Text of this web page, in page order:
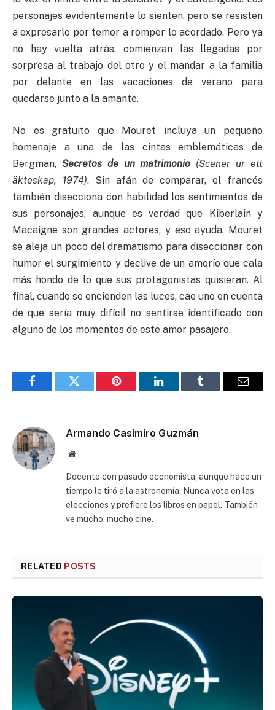
personajes evidentemente lo sienten, pero se resisten
a expresarlo por temor a romper lo acordado. Pero ya
no hay vuelta atrás, comienzan las llegadas por
sorpresa al trabajo del otro y el mandar a la familia
por delante en las vacaciones de verano para
quedarse junto a la amante.
No es gratuito que Mouret incluya un pequeño
homenaje a una de las cintas emblemáticas de
Bergman, Secretos de un matrimonio (Scener ur ett
äkteskap, 1974). Sin afán de comparar, el francés
también disecciona con habilidad los sentimientos de
sus personajes, aunque es verdad que Kiberlain y
Macaigne son grandes actores, y eso ayuda. Mouret
se aleja un poco del dramatismo para diseccionar con
humor el surgimiento y declive de un amorío que cala
más hondo de lo que sus protagonistas quisieran. Al
final, cuando se encienden las luces, cae uno en cuenta
de que sería muy difícil no sentirse identificado con
alguno de los momentos de este amor pasajero.
FacebookTwitter Pinterest LinkedInTumblr Email
Armando Casimiro Guzmán
Website
Docente con pasado economista, aunque hace un
tiempo le tiró a la astronomía. Nunca vota en las
elecciones y prefiere los libros en papel. También
ve mucho, mucho cine.
RELATED POSTS